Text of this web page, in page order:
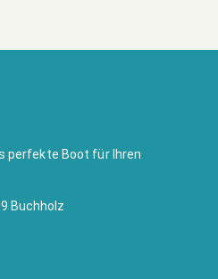
perfekte Boot für Ihren
Buchholz